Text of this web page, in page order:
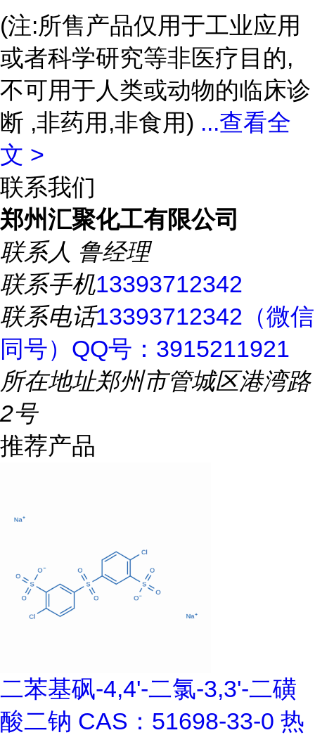
(注:所售产品仅用于工业应用
或者科学研究等非医疗目的,
不可用于人类或动物的临床诊
断 ,非药用,非食用) ...查看全
文 >
联系我们
郑州汇聚化工有限公司
联系人 鲁经理
联系手机13393712342
联系电话13393712342（微信
同号）QQ号：3915211921
所在地址郑州市管城区港湾路
2号
推荐产品
二苯基砜-4,4'-二氯-3,3'-二磺
酸二钠 CAS：51698-33-0 热